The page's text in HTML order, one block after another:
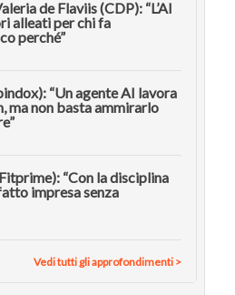
de Flaviis (CDP): “L’AI
alleati per chi fa
perché”
“Un agente AI lavora
ma non basta ammirarlo
“Con la disciplina
impresa senza
Vedi tutti gli approfondimenti >